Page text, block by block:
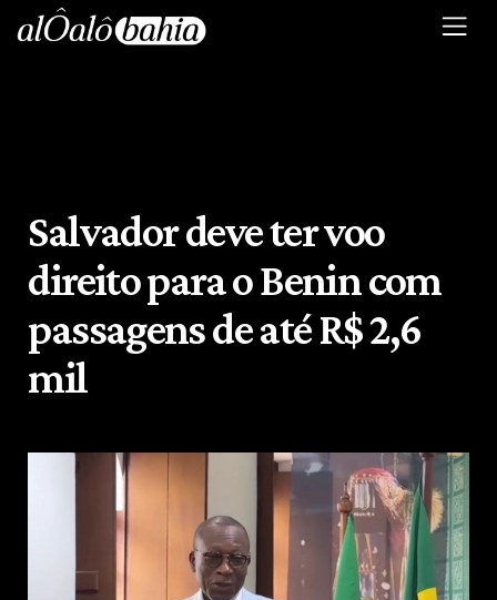
Salvador deve ter voo
direito para o Benin com
passagens de até R$ 2,6
mil